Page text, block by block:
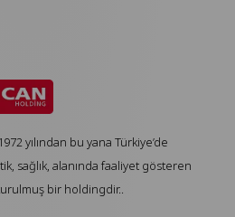
yılından bu yana Türkiye’de
sağlık, alanında faaliyet gösteren
bir holdingdir..